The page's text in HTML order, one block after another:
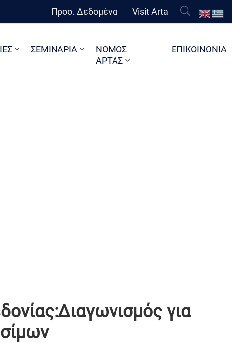
Προσ. Δεδομένα Visit Arta
ΣΕΜΙΝΑΡΙΑ
ΝΟΜΟΣ
ΑΡΤΑΣ
ΕΠΙΚΟΙΝΩΝΙΑ
για